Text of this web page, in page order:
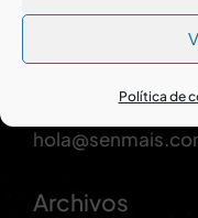
Política de
982 80 90 15
Archivos